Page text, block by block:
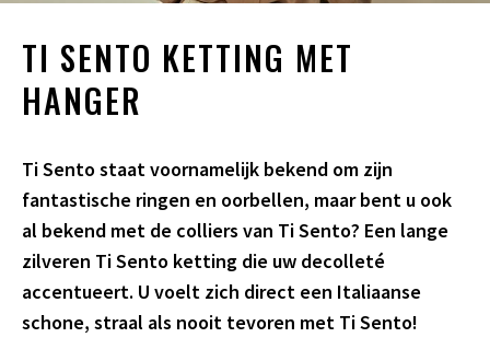
TI SENTO KETTING MET
HANGER
Ti Sento staat voornamelijk bekend om zijn
fantastische ringen en oorbellen, maar bent u ook
al bekend met de colliers van Ti Sento? Een lange
zilveren Ti Sento ketting die uw decolleté
accentueert. U voelt zich direct een Italiaanse
schone, straal als nooit tevoren met Ti Sento!